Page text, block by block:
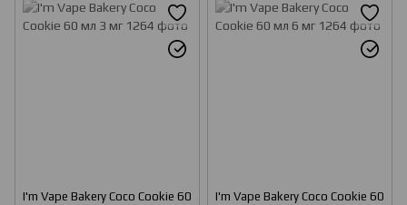
I'm Vape Bakery Coco Cookie 60
I'm Vape Bakery Coco Cookie 60